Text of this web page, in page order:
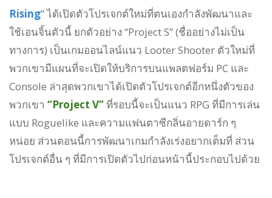
Rising” ได้เปิดตัวโปรเจกต์ใหม่ที่ตนเองกำลังพัฒนาและ
ใช้เอนจิ้นตัวนี้ ยกตัวอย่าง “Project S” (ชื่ออย่างไม่เป็น
ทางการ) เป็นเกมออนไลน์แนว Looter Shooter ตัวใหม่ที่
พวกเขามีแผนที่จะเปิดให้บริการบนแพลตฟอร์ม PC และ
Console ล่าสุดพวกเขาได้เปิดตัวโปรเจกต์อีกหนึ่งตัวของ
พวกเขา “Project V”ที่รอบนี้จะเป็นแนว RPG ที่มีการเล่น
แบบ Roguelike และความแฟนตาซีกลิ่นอายดาร์ก ๆ
หน่อย ส่วนตอนนี้การพัฒนาเกมกำลังเร่งอยากเต็มที่ ส่วน
โปรเจกต์อื่น ๆ ที่มีการเปิดตัวไปก่อนหน้านี้ประกอบไปด้วย